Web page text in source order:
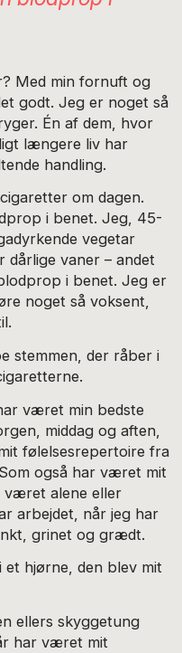
Med min fornuft og
godt. Jeg er noget så
Én af dem, hvor
længere liv har
handling.
om dagen.
i benet. Jeg, 45-
vegetar
dårlige vaner – andet
i benet. Jeg er
noget så voksent,
stemmen, der råber i
været min bedste
middag og aften,
følelsesrepertoire fra
også har været mit
været alene eller
arbejdet, når jeg har
grinet og grædt.
hjørne, den blev mit
ellers skyggetung
har været mit